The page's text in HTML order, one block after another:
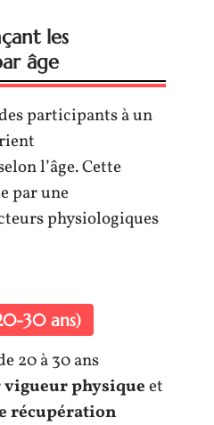
les
âge
participants à un
l’âge. Cette
par une
physiologiques
30 ans)
20 à 30 ans
vigueur physiqueet
récupération